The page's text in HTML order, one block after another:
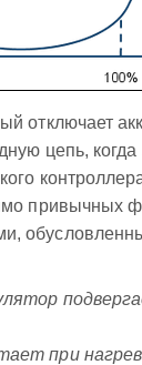
отключает
цепь, когда
привычных
при